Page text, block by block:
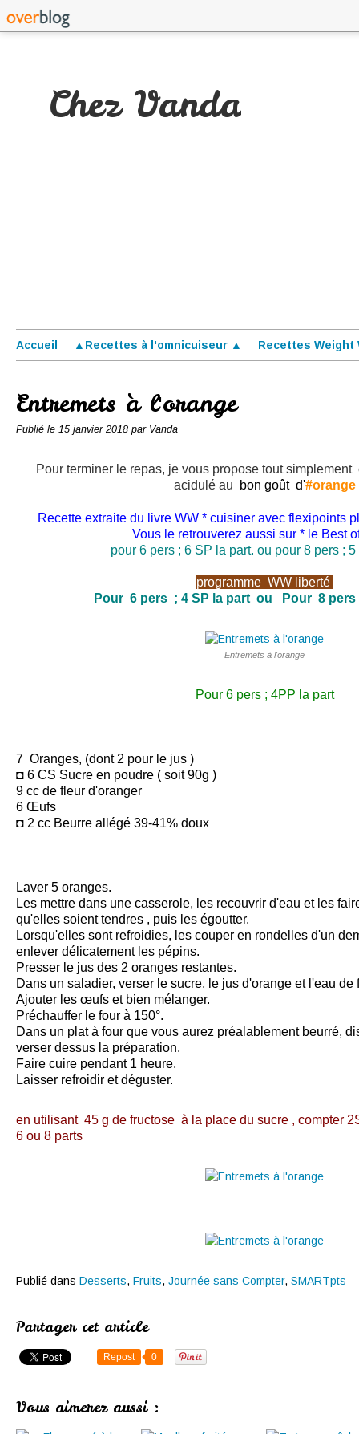
Chez Vanda
Accueil ▲Recettes à l'omnicuiseur ▲ Recettes Weight
Entremets à l'orange
Publié le 15 janvier 2018 par Vanda
Pour terminer le repas, je vous propose tout
acidulé au
bon goût d'#orange
Recette extraite du livre WW * cuisiner avec flexipoints
Vous le retrouverez aussi sur * le Best
pour 6 pers ; 6 SP la part. ou pour 8 pers ;
programme WW liberté
Pour 6 pers ; 4 SP la part ou
Pour 8
Entremets à l'orange
Pour 6 pers ; 4PP la part
7 Oranges, (dont 2 pour le jus )
◘ 6 CS Sucre en poudre ( soit 90g )
9 cc de fleur d'oranger
6 Œufs
◘ 2 cc Beurre allégé 39-41% doux
Laver 5 oranges.
Les mettre dans une casserole, les recouvrir d'eau et les
qu'elles soient tendres , puis les égoutter.
Lorsqu'elles sont refroidies, les couper en rondelles d'un
enlever délicatement les pépins.
Presser le jus des 2 oranges restantes.
Dans un saladier, verser le sucre, le jus d'orange et l'eau de
Ajouter les œufs et bien mélanger.
Préchauffer le four à 150°.
Dans un plat à four que vous aurez préalablement beurré,
verser dessus la préparation.
Faire cuire pendant 1 heure.
Laisser refroidir et déguster.
en utilisant 45 g de fructose à la place du sucre , compter
6 ou 8 parts
Publié dans Desserts, Fruits, Journée sans Compter, SMARTpts
Partager cet article
Repost 0
Vous aimerez aussi :